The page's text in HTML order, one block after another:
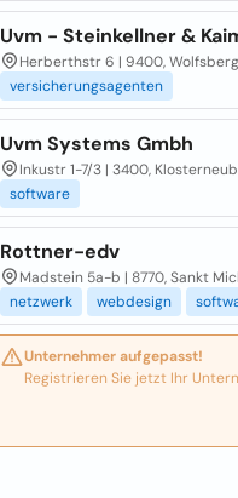
Uvm - Steinkellner &
Herberthstr 6 | 9400, Wolfsberg
versicherungsagenten
Uvm Systems Gmbh
Inkustr 1-7/3 | 3400,
software
Rottner-edv
Madstein 5a-b | 8770, Sankt
netzwerk
webdesign
Unternehmer aufgepasst!
Registrieren Sie jetzt Ihr